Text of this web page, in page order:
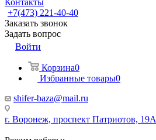
Контакты
+7(473) 221-40-40
Заказать звонок
Задать вопрос
Войти
Корзина0
Избранные товары0
shifer-baza@mail.ru
г. Воронеж, проспект Патриотов, 19А